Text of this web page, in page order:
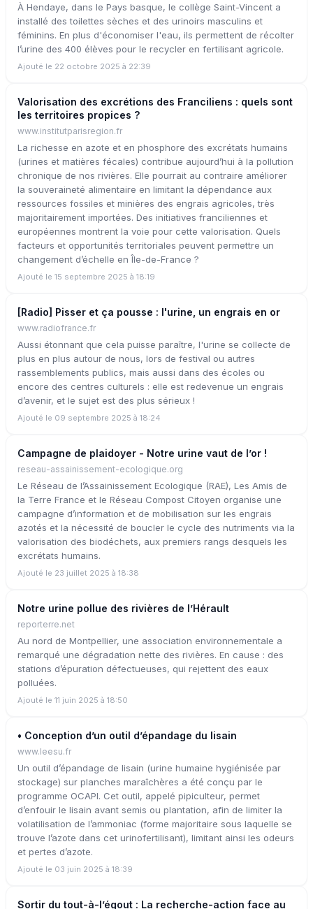
À Hendaye, dans le Pays basque, le collège Saint-Vincent a
installé des toilettes sèches et des urinoirs masculins et
féminins. En plus d'économiser l'eau, ils permettent de récolter
l’urine des 400 élèves pour le recycler en fertilisant agricole.
Ajouté le 22 octobre 2025 à 22:39
Valorisation des excrétions des Franciliens : quels sont
les territoires propices ?
www.institutparisregion.fr
La richesse en azote et en phosphore des excrétats humains
(urines et matières fécales) contribue aujourd’hui à la pollution
chronique de nos rivières. Elle pourrait au contraire améliorer
la souveraineté alimentaire en limitant la dépendance aux
ressources fossiles et minières des engrais agricoles, très
majoritairement importées. Des initiatives franciliennes et
européennes montrent la voie pour cette valorisation. Quels
facteurs et opportunités territoriales peuvent permettre un
changement d’échelle en Île-de-France ?
Ajouté le 15 septembre 2025 à 18:19
[Radio] Pisser et ça pousse : l'urine, un engrais en or
www.radiofrance.fr
Aussi étonnant que cela puisse paraître, l'urine se collecte de
plus en plus autour de nous, lors de festival ou autres
rassemblements publics, mais aussi dans des écoles ou
encore des centres culturels : elle est redevenue un engrais
d’avenir, et le sujet est des plus sérieux !
Ajouté le 09 septembre 2025 à 18:24
Campagne de plaidoyer - Notre urine vaut de l’or !
reseau-assainissement-ecologique.org
Le Réseau de l’Assainissement Ecologique (RAE), Les Amis de
la Terre France et le Réseau Compost Citoyen organise une
campagne d’information et de mobilisation sur les engrais
azotés et la nécessité de boucler le cycle des nutriments via la
valorisation des biodéchets, aux premiers rangs desquels les
excrétats humains.
Ajouté le 23 juillet 2025 à 18:38
Notre urine pollue des rivières de l’Hérault
reporterre.net
Au nord de Montpellier, une association environnementale a
remarqué une dégradation nette des rivières. En cause : des
stations d’épuration défectueuses, qui rejettent des eaux
polluées.
Ajouté le 11 juin 2025 à 18:50
• Conception d’un outil d’épandage du lisain
www.leesu.fr
Un outil d’épandage de lisain (urine humaine hygiénisée par
stockage) sur planches maraîchères a été conçu par le
programme OCAPI. Cet outil, appelé pipiculteur, permet
d’enfouir le lisain avant semis ou plantation, afin de limiter la
volatilisation de l’ammoniac (forme majoritaire sous laquelle se
trouve l’azote dans cet urinofertilisant), limitant ainsi les odeurs
et pertes d’azote.
Ajouté le 03 juin 2025 à 18:39
Sortir du tout-à-l’égout : La recherche-action face au